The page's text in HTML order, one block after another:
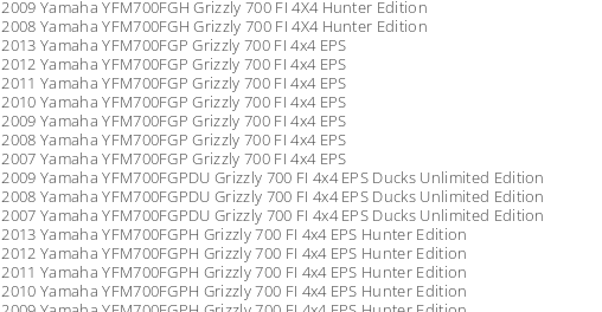
2009 Yamaha YFM700FGH Grizzly 700 FI 4X4 Hunter Edition
2008 Yamaha YFM700FGH Grizzly 700 FI 4X4 Hunter Edition
2013 Yamaha YFM700FGP Grizzly 700 FI 4x4 EPS
2012 Yamaha YFM700FGP Grizzly 700 FI 4x4 EPS
2011 Yamaha YFM700FGP Grizzly 700 FI 4x4 EPS
2010 Yamaha YFM700FGP Grizzly 700 FI 4x4 EPS
2009 Yamaha YFM700FGP Grizzly 700 FI 4x4 EPS
2008 Yamaha YFM700FGP Grizzly 700 FI 4x4 EPS
2007 Yamaha YFM700FGP Grizzly 700 FI 4x4 EPS
2009 Yamaha YFM700FGPDU Grizzly 700 FI 4x4 EPS Ducks Unlimited Edition
2008 Yamaha YFM700FGPDU Grizzly 700 FI 4x4 EPS Ducks Unlimited Edition
2007 Yamaha YFM700FGPDU Grizzly 700 FI 4x4 EPS Ducks Unlimited Edition
2013 Yamaha YFM700FGPH Grizzly 700 FI 4x4 EPS Hunter Edition
2012 Yamaha YFM700FGPH Grizzly 700 FI 4x4 EPS Hunter Edition
2011 Yamaha YFM700FGPH Grizzly 700 FI 4x4 EPS Hunter Edition
2010 Yamaha YFM700FGPH Grizzly 700 FI 4x4 EPS Hunter Edition